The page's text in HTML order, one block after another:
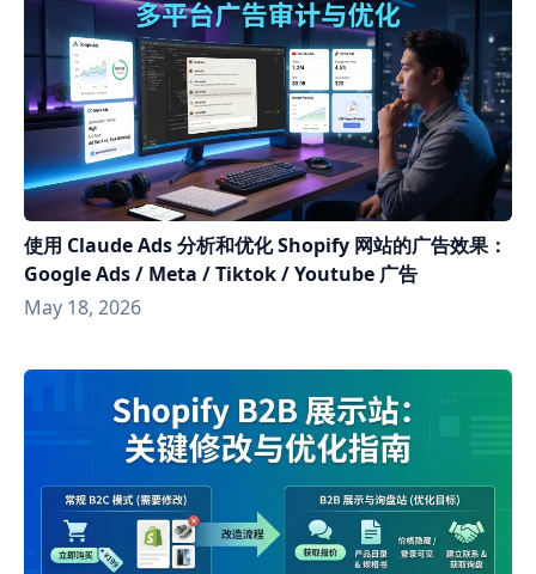
使用 Claude Ads 分析和优化 Shopify 网站的广告效果：
Google Ads / Meta / Tiktok / Youtube 广告
May 18, 2026